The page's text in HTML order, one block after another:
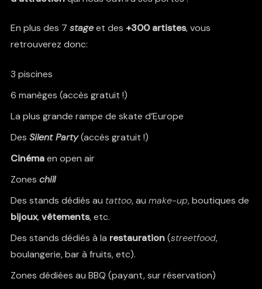
En plus des 7 stageet des +300 artistes, vous
retrouverez donc:
3 piscines
6 manèges (accès gratuit !)
La plus grande rampe de skate d’Europe
Des Silent Party(accès gratuit !)
Cinémaen open air
Zones chill
Des stands dédiés au tattoo, au make-up, boutiques de
bijoux,vêtements, etc.
Des stands dédiés à la restauration(streetfood,
boulangerie, bar à fruits, etc).
Zones dédiées au BBQ (payant, sur réservation)